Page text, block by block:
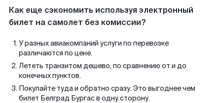
Как еще сэкономить используя электронный
билет на самолет без комиссии?
У разных авиакомпаний услуги по перевозке
различаются по цене.
Лететь транзитом дешево, по сравнению от и до
конечных пунктов.
Покупайте туда и обратно сразу. Это выгоднее чем
билет Белград Бургас в одну сторону.